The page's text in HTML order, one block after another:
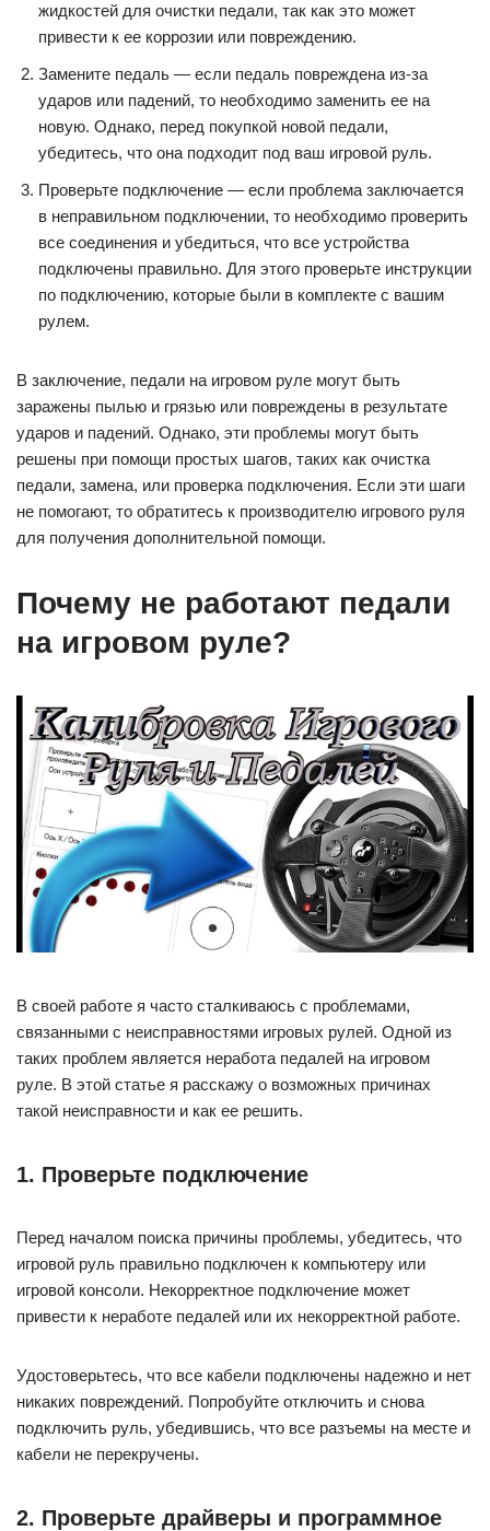
жидкостей для очистки педали, так как это может
привести к ее коррозии или повреждению.
Замените педаль — если педаль повреждена из-за
ударов или падений, то необходимо заменить ее на
новую. Однако, перед покупкой новой педали,
убедитесь, что она подходит под ваш игровой руль.
Проверьте подключение — если проблема заключается
в неправильном подключении, то необходимо проверить
все соединения и убедиться, что все устройства
подключены правильно. Для этого проверьте инструкции
по подключению, которые были в комплекте с вашим
рулем.
В заключение, педали на игровом руле могут быть
заражены пылью и грязью или повреждены в результате
ударов и падений. Однако, эти проблемы могут быть
решены при помощи простых шагов, таких как очистка
педали, замена, или проверка подключения. Если эти шаги
не помогают, то обратитесь к производителю игрового руля
для получения дополнительной помощи.
Почему не работают педали
на игровом руле?
В своей работе я часто сталкиваюсь с проблемами,
связанными с неисправностями игровых рулей. Одной из
таких проблем является неработа педалей на игровом
руле. В этой статье я расскажу о возможных причинах
такой неисправности и как ее решить.
1. Проверьте подключение
Перед началом поиска причины проблемы, убедитесь, что
игровой руль правильно подключен к компьютеру или
игровой консоли. Некорректное подключение может
привести к неработе педалей или их некорректной работе.
Удостоверьтесь, что все кабели подключены надежно и нет
никаких повреждений. Попробуйте отключить и снова
подключить руль, убедившись, что все разъемы на месте и
кабели не перекручены.
2. Проверьте драйверы и программное